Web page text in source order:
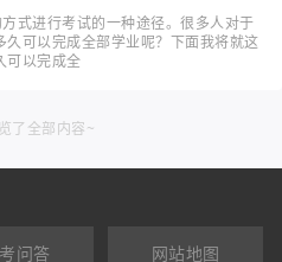
式进行考试的一种途径。很多人对于
可以完成全部学业呢？下面我将就这
可以完成全
了全部内容~
问答 网站地图